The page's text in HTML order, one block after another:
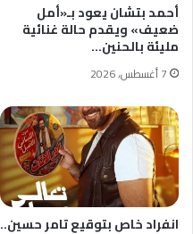
أحمد بتشان يعود بـ«أمل
ضعيف» ويقدم حالة غنائية
مليئة بالحنين…
7 أغسطس، 2026
انفراد خاص بتوقيع تامر حسين..